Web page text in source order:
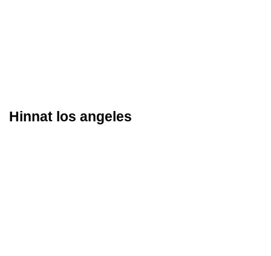
Hinnat los angeles